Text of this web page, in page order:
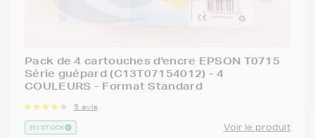
Pack de 4 cartouches d'encre EPSON T0715
Série guépard (C13T07154012) - 4
COULEURS - Format Standard
5 avis
EN STOCK Voir le produit